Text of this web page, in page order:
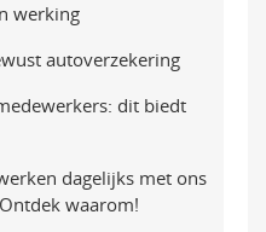
werking
autoverzekering
dit biedt
dagelijks met ons
waarom!